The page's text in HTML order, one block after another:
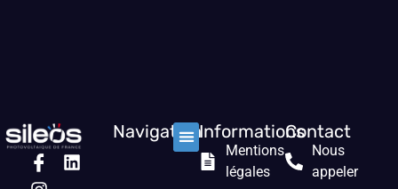
NavigationInformations
Mentions
légales
Contact
Nous
appeler